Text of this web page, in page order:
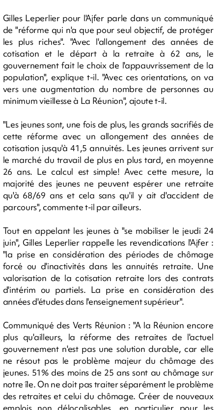
Gilles Leperlier pour l'Ajfer parle dans un communiqué
de "réforme qui n'a que pour seul objectif, de protéger
les plus riches". "Avec l'allongement des années de
cotisation et le départ à la retraite à 62 ans, le
gouvernement fait le choix de l'appauvrissement de la
population", explique t-il. "Avec ces orientations, on va
vers une augmentation du nombre de personnes au
minimum vieillesse à La Réunion", ajoute t-il.
"Les jeunes sont, une fois de plus, les grands sacrifiés de
cette réforme avec un allongement des années de
cotisation jusqu'à 41,5 annuités. Les jeunes arrivent sur
le marché du travail de plus en plus tard, en moyenne
26 ans. Le calcul est simple! Avec cette mesure, la
majorité des jeunes ne peuvent espérer une retraite
qu'à 68/69 ans et cela sans qu'il y ait d'accident de
parcours", commente t-il par ailleurs.
Tout en appelant les jeunes à "se mobiliser le jeudi 24
juin", Gilles Leperlier rappelle les revendications l'Ajfer :
"la prise en considération des périodes de chômage
forcé ou d'inactivités dans les annuités retraite. Une
valorisation de la cotisation retraite lors des contrats
d'intérim ou partiels. La prise en considération des
années d'études dans l'enseignement supérieur".
Communiqué des Verts Réunion : "A la Réunion encore
plus qu'ailleurs, la réforme des retraites de l'actuel
gouvernement n'est pas une solution durable, car elle
ne résout pas le problème majeur du chômage des
jeunes. 51% des moins de 25 ans sont au chômage sur
notre île. On ne doit pas traiter séparément le problème
des retraites et celui du chômage. Créer de nouveaux
emplois non délocalisables, en particulier pour les